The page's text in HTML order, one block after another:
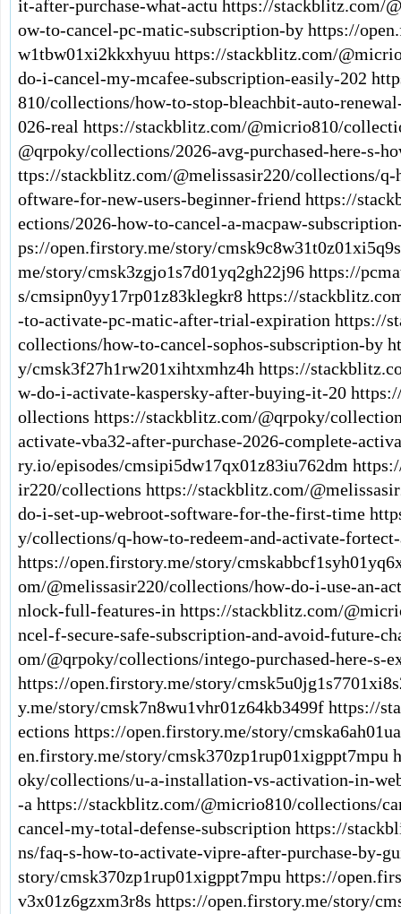
it-after-purchase-what-actu https://stackblitz.com/
ow-to-cancel-pc-matic-subscription-by https://
w1tbw01xi2kkxhyuu https://stackblitz.com/
do-i-cancel-my-mcafee-subscription-easily-202
810/collections/how-to-stop-bleachbit-auto-
026-real https://stackblitz.com/@micrio810/
@qrpoky/collections/2026-avg-purchased-here-s-
ttps://stackblitz.com/@melissasir220/collections/
oftware-for-new-users-beginner-friend https://
ections/2026-how-to-cancel-a-macpaw-
ps://open.firstory.me/story/
me/story/cmsk3zgjo1s7d01yq2gh22j96 https://
s/cmsipn0yy17rp01z83klegkr8 https://
-to-activate-pc-matic-after-trial-expiration https://
collections/how-to-cancel-sophos-subscription-by
y/cmsk3f27h1rw201xihtxmhz4h https://
w-do-i-activate-kaspersky-after-buying-it-20
ollections https://stackblitz.com/@qrpoky/
activate-vba32-after-purchase-2026-complete-activa
ry.io/episodes/cmsipi5dw17qx01z83iu762dm
ir220/collections https://stackblitz.com/
do-i-set-up-webroot-software-for-the-first-time
y/collections/q-how-to-redeem-and-activate-
https://open.firstory.me/story/
om/@melissasir220/collections/how-do-i-use-an-
nlock-full-features-in https://stackblitz.com/
ncel-f-secure-safe-subscription-and-avoid-future-
om/@qrpoky/collections/intego-purchased-here-s-
https://open.firstory.me/story/
y.me/story/cmsk7n8wu1vhr01z64kb3499f https://
ections https://open.firstory.me/story/
en.firstory.me/story/cmsk370zp1rup01xigppt7mpu
oky/collections/u-a-installation-vs-activation-in-
-a https://stackblitz.com/@micrio810/collections/
cancel-my-total-defense-subscription https://
ns/faq-s-how-to-activate-vipre-after-purchase-by-
story/cmsk370zp1rup01xigppt7mpu https://
v3x01z6gzxm3r8s https://open.firstory.me/story/